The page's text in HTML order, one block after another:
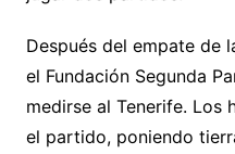
Después del empate de
el Fundación Segunda
medirse al Tenerife. Los
el partido, poniendo